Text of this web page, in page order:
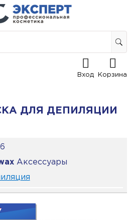
Вход Корзина
ДЛЯ ДЕПИЛЯЦИИ
Аксессуары